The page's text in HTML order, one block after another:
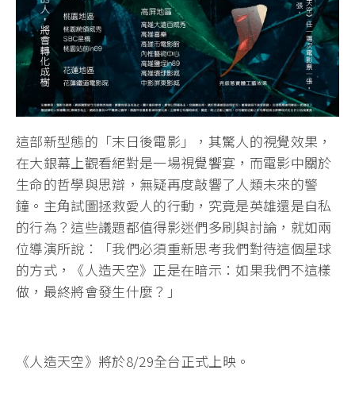
這部新型態的「末日後電影」，其驚人的視覺效果，
在大銀幕上觀看絕對是一場視覺饗宴，而電影中關於
生命的哲學與思辯，無疑再度敲響了人類未來的警
鐘。主角試圖拯救愛人的行動，究竟是英雄還是自私
的行為？這些議題都值得影迷們多刷與討論，就如兩
位導演所說：「我們必須重新思考我們對待這個星球
的方式，《人造天空》正是在暗示：如果我們不這樣
做，最終將會發生什麼？」
《人造天空》將於8/29全台正式上映。